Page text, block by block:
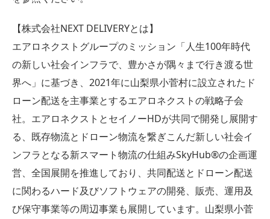
【株式会社NEXT DELIVERYとは】
エアロネクストグループのミッション「人生100年時代
の新しい社会インフラで、豊かさが隅々まで行き渡る世
界へ」に基づき、2021年に山梨県小菅村に設立されたド
ローン配送を主事業とするエアロネクストの戦略子会
社。エアロネクストとセイノーHDが共同で開発し展開す
る、既存物流とドローン物流を繋ぎこんだ新しい社会イ
ンフラとなる新スマート物流の仕組みSkyHub®の企画運
営、全国展開を推進しており、共同配送とドローン配送
に関わるハード及びソフトウェアの開発、販売、運用及
び保守事業等の周辺事業も展開しています。山梨県小菅